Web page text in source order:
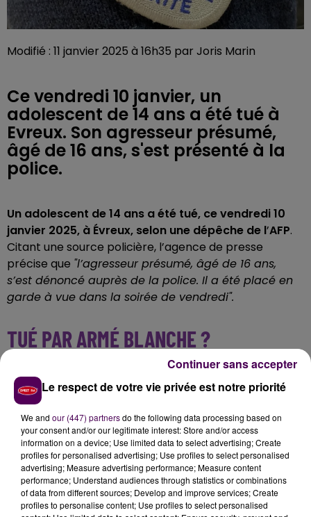
Modifié : 11 janvier 2025 à 16h35 par Joris Marin
Ce vendredi 10 janvier, un
adolescent de 14 ans a été tué à
Evreux. Son agresseur présumé,
âgé de 16 ans, s'est présenté à la
police.
Un adolescent de 14 ans a été tué, ce vendredi 10
janvier 2025, à Évreux, selon une dépêche de l’AFP.
Citant une source policière, l’agence de presse
précise que "l’agresseur présumé, âgé de 16 ans,
s’est dénoncé auprès de la police. Il a été placé en
garde à vue dans la soirée de vendredi".
TUÉ PAR ARMÉ BLANCHE ?
les circonstances de la mort du
mineur de 14 ans ne sont pas connues en l’état
actuel des investigations
d'Evreux, les faits se sont déroulés dans le quartier de
La Madeleine et l’adolescent aurait été tué par arme
blanche. L’enquête devra faire la lumière sur le
déroulement des événements ainsi que sur les
motivations du suspect.
Le respect de votre vie privée est notre priorité
We and our (447) partnersdo the following data processing based on
your consent and/or our legitimate interest: Store and/or access
information on a device; Use limited data to select advertising; Create
profiles for personalised advertising; Use profiles to select personalised
advertising; Measure advertising performance; Measure content
performance; Understand audiences through statistics or combinations
of data from different sources; Develop and improve services; Create
profiles to personalise content; Use profiles to select personalised
Continuer sans accepter